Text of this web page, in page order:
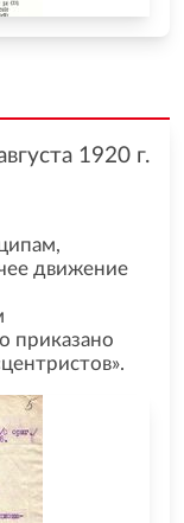
1920 г.
движение
приказано